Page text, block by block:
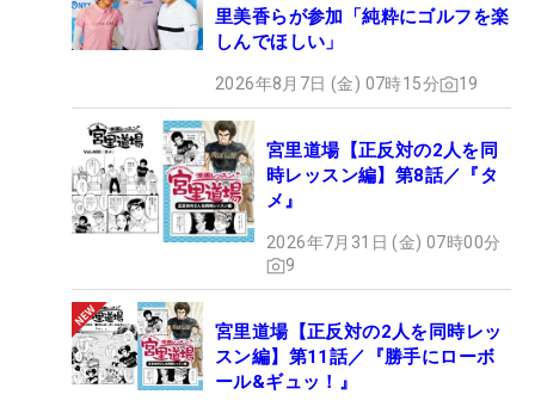
里美香らが参加「純粋にゴルフを楽
しんでほしい」
2026年8月7日 (金) 07時15分 19
宮里道場【正反対の2人を同
時レッスン編】第8話／『タ
メ』
2026年7月31日 (金) 07時00分
9
宮里道場【正反対の2人を同時レッ
スン編】第11話／『勝手にローボ
ール&ギュッ！』